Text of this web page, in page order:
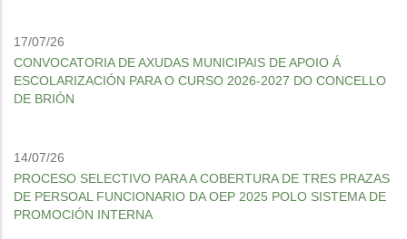
17/07/26
CONVOCATORIA DE AXUDAS MUNICIPAIS DE APOIO Á
ESCOLARIZACIÓN PARA O CURSO 2026-2027 DO CONCELLO
DE BRIÓN
14/07/26
PROCESO SELECTIVO PARA A COBERTURA DE TRES PRAZAS
DE PERSOAL FUNCIONARIO DA OEP 2025 POLO SISTEMA DE
PROMOCIÓN INTERNA